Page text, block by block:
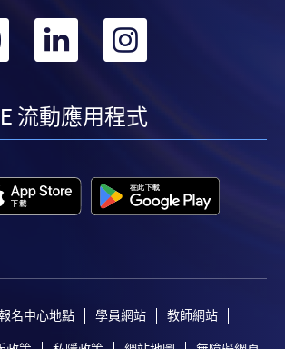
轉
youtube
轉
linkedin
流動應用程式
名中心地點 學員網站 教師網站